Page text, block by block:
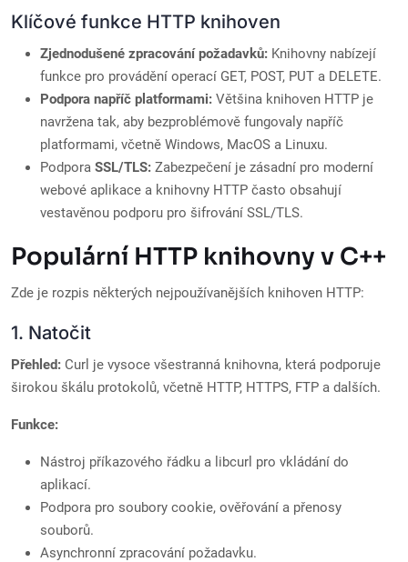
Klíčové funkce HTTP knihoven
Zjednodušené zpracování požadavků: Knihovny nabízejí
funkce pro provádění operací GET, POST, PUT a DELETE.
Podpora napříč platformami: Většina knihoven HTTP je
navržena tak, aby bezproblémově fungovaly napříč
platformami, včetně Windows, MacOS a Linuxu.
Podpora SSL/TLS: Zabezpečení je zásadní pro moderní
webové aplikace a knihovny HTTP často obsahují
vestavěnou podporu pro šifrování SSL/TLS.
Populární HTTP knihovny v C++
Zde je rozpis některých nejpoužívanějších knihoven HTTP:
1. Natočit
Přehled: Curl je vysoce všestranná knihovna, která podporuje
širokou škálu protokolů, včetně HTTP, HTTPS, FTP a dalších.
Funkce:
Nástroj příkazového řádku a libcurl pro vkládání do
aplikací.
Podpora pro soubory cookie, ověřování a přenosy
souborů.
Asynchronní zpracování požadavku.